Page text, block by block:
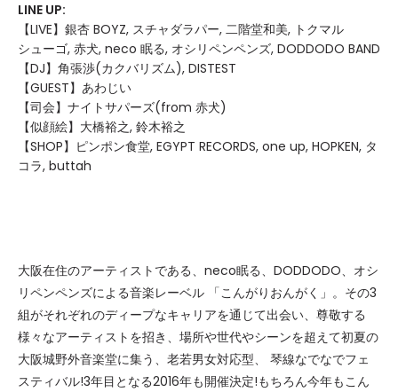
LINE UP:
【LIVE】銀杏 BOYZ, スチャダラパー, 二階堂和美, トクマル
シューゴ, 赤犬, neco 眠る, オシリペンペンズ, DODDODO BAND
【DJ】角張渉(カクバリズム), DISTEST
【GUEST】あわじい
【司会】ナイトサパーズ(from 赤犬)
【似顔絵】大橋裕之, 鈴木裕之
【SHOP】ピンポン食堂, EGYPT RECORDS, one up, HOPKEN, タ
コラ, buttah
大阪在住のアーティストである、neco眠る、DODDODO、オシ
リペンペンズによる音楽レーベル 「こんがりおんがく」。その3
組がそれぞれのディープなキャリアを通じて出会い、尊敬する
様々なアーティストを招き、場所や世代やシーンを超えて初夏の
大阪城野外音楽堂に集う、老若男女対応型、 琴線なでなでフェ
スティバル!3年目となる2016年も開催決定!もちろん今年もこん